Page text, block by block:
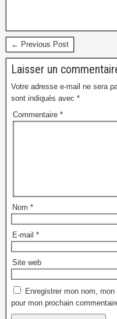
← Previous Post
Laisser un
Votre adresse e-mail ne sera
sont indiqués avec *
Commentaire *
Nom *
E-mail *
Site web
Enregistrer mon nom,
pour mon prochain